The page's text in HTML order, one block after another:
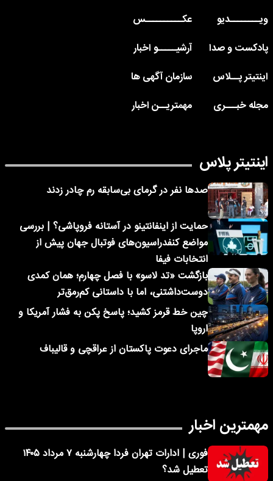
ویــــــــدیو
عکــــــــــس
پادکست و صدا
آرشیـــــو اخبار
اینتیتر پــلاس
سازمان آگهی ها
مجله خبـــری
مهمتریــن اخبار
اینتیتر پلاس
صدها نفر در گرمای بی‌سابقه رم چادر زدند
حمایت از اینفانتینو در آستانه فروپاشی؟ | بررسی
مواضع کنفدراسیون‌های فوتبال جهان پیش از
انتخابات فیفا
بازگشت «تد لاسو» با فصل چهارم؛ همان کمدی
دوست‌داشتنی، اما با داستانی کم‌رمق‌تر
چین خط قرمز کشید؛ پاسخ پکن به فشار آمریکا و
اروپا
ماجرای دعوت پاکستان از عراقچی و قالیباف
مهمترین اخبار
فوری | ادارات تهران فردا چهارشنبه ۷ مرداد ۱۴۰۵
تعطیل شد؟